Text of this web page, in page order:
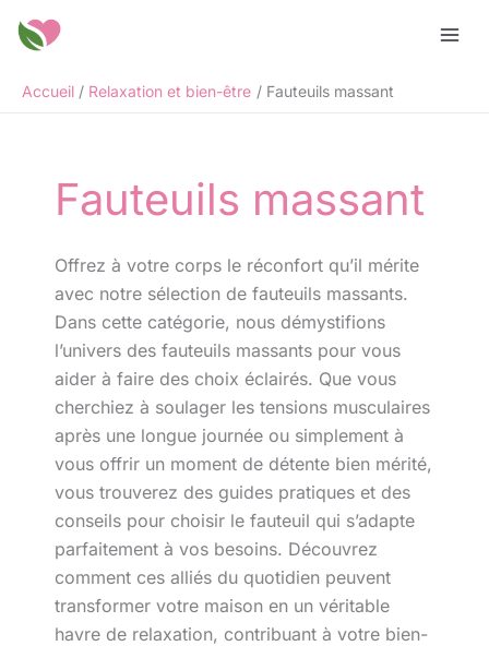
Accueil
Relaxation et bien-être Fauteuils massant
Fauteuils massant
Offrez à votre corps le réconfort qu’il mérite
avec notre sélection de fauteuils massants.
Dans cette catégorie, nous démystifions
l’univers des fauteuils massants pour vous
aider à faire des choix éclairés. Que vous
cherchiez à soulager les tensions musculaires
après une longue journée ou simplement à
vous offrir un moment de détente bien mérité,
vous trouverez des guides pratiques et des
conseils pour choisir le fauteuil qui s’adapte
parfaitement à vos besoins. Découvrez
comment ces alliés du quotidien peuvent
transformer votre maison en un véritable
havre de relaxation, contribuant à votre bien-